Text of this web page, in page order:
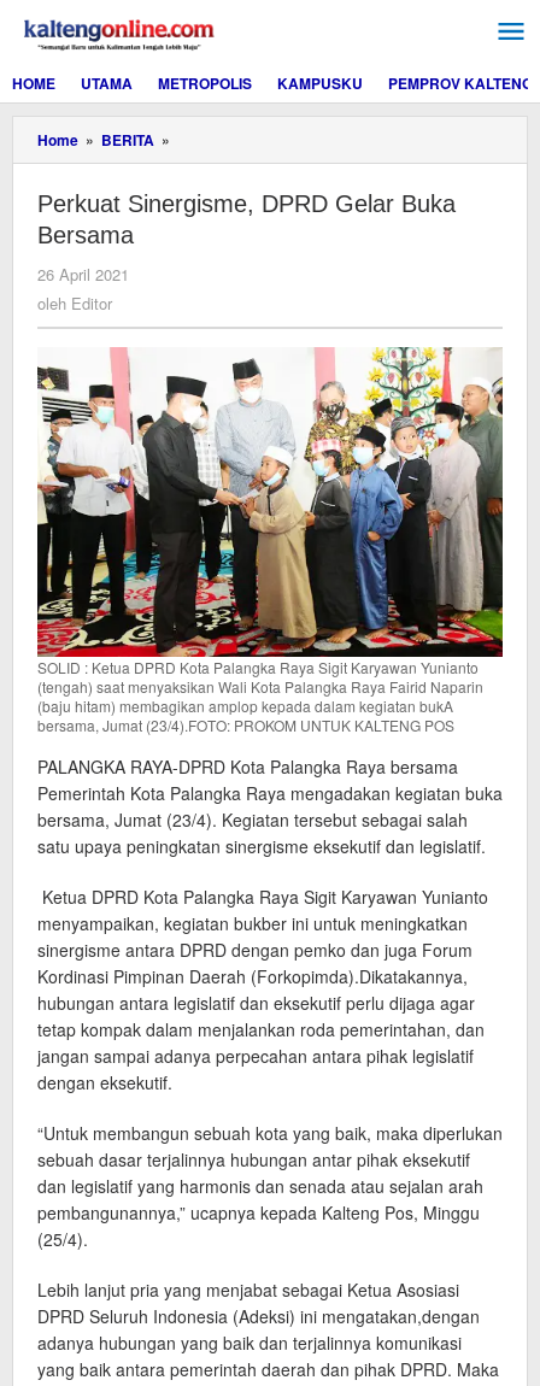
konten
HOME
UTAMA METROPOLIS KAMPUSKU PEMPROV KALTENG
Home » BERITA »
Sinergisme,
Gelar
Perkuat Sinergisme, DPRD Gelar Buka
Bersama
26 April 2021
oleh Editor
SOLID : Ketua DPRD Kota Palangka Raya Sigit Karyawan Yunianto
(tengah) saat menyaksikan Wali Kota Palangka Raya Fairid Naparin
(baju hitam) membagikan amplop kepada dalam kegiatan bukA
bersama, Jumat (23/4).FOTO: PROKOM UNTUK KALTENG POS
PALANGKA RAYA-DPRD Kota Palangka Raya bersama
Pemerintah Kota Palangka Raya mengadakan kegiatan buka
bersama, Jumat (23/4). Kegiatan tersebut sebagai salah
satu upaya peningkatan sinergisme eksekutif dan legislatif.
Ketua DPRD Kota Palangka Raya Sigit Karyawan Yunianto
menyampaikan, kegiatan bukber ini untuk meningkatkan
sinergisme antara DPRD dengan pemko dan juga Forum
Kordinasi Pimpinan Daerah (Forkopimda).Dikatakannya,
hubungan antara legislatif dan eksekutif perlu dijaga agar
tetap kompak dalam menjalankan roda pemerintahan, dan
jangan sampai adanya perpecahan antara pihak legislatif
dengan eksekutif.
“Untuk membangun sebuah kota yang baik, maka diperlukan
sebuah dasar terjalinnya hubungan antar pihak eksekutif
dan legislatif yang harmonis dan senada atau sejalan arah
pembangunannya,” ucapnya kepada Kalteng Pos, Minggu
(25/4).
Lebih lanjut pria yang menjabat sebagai Ketua Asosiasi
DPRD Seluruh Indonesia (Adeksi) ini mengatakan,dengan
adanya hubungan yang baik dan terjalinnya komunikasi
yang baik antara pemerintah daerah dan pihak DPRD. Maka